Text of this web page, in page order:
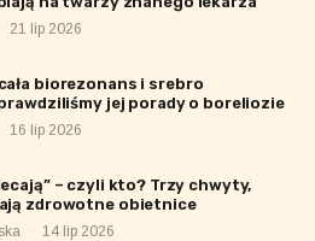
21 lip 2026
biorezonans i srebro
jej porady o boreliozie
16 lip 2026
Trzy chwyty,
zdrowotne obietnice
· 14 lip 2026